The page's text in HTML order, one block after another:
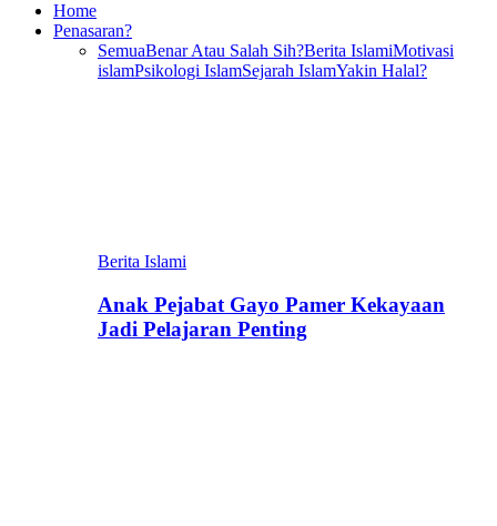
Home
Penasaran?
SemuaBenar Atau Salah Sih?Berita IslamiMotivasi
islamPsikologi IslamSejarah IslamYakin Halal?
Berita Islami
Anak Pejabat Gayo Pamer Kekayaan
Jadi Pelajaran Penting